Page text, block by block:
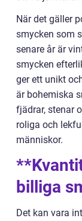
När det gäller
smycken som
senare år är
smycken
ger ett unikt
är bohemiska
fjädrar, stenar
roliga och
människor.
billiga
Det kan vara